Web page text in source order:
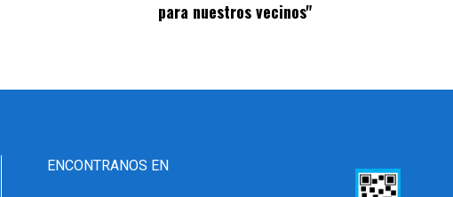
para nuestros vecinos"
ENCONTRANOS EN